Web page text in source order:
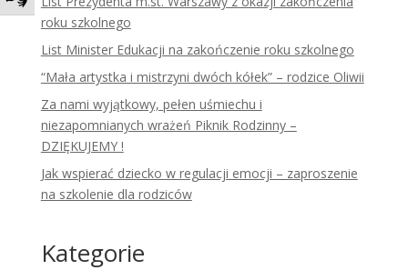
Zadzwoń do tłumacza języka migowego
roku szkolnego
List Minister Edukacji na zakończenie roku szkolnego
“Mała artystka i mistrzyni dwóch kółek” – rodzice Oliwii
Za nami wyjątkowy, pełen uśmiechu i
niezapomnianych wrażeń Piknik Rodzinny –
DZIĘKUJEMY !
Jak wspierać dziecko w regulacji emocji – zaproszenie
na szkolenie dla rodziców
Kategorie